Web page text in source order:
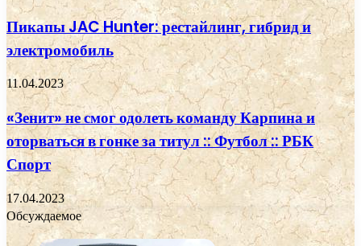
Пикапы JAC Hunter: рестайлинг, гибрид и
электромобиль
11.04.2023
«Зенит» не смог одолеть команду Карпина и
оторваться в гонке за титул :: Футбол :: РБК
Спорт
17.04.2023
Обсуждаемое